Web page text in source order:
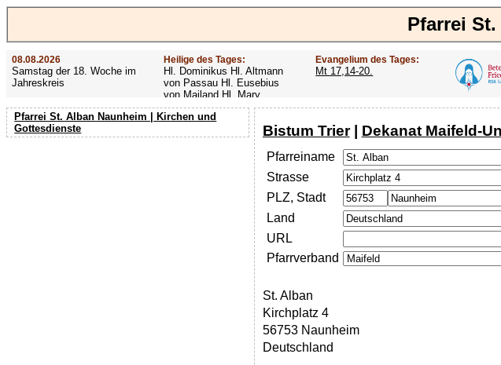
Pfarrei
08.08.2026
Samstag der 18. Woche im
Jahreskreis
Heilige des Tages:
Hl. Dominikus Hl. Altmann
von Passau Hl. Eusebius
von Mailand Hl. Mary
MacKillop Hl. Cyriakus Hl.
Hildiger Vierzehn heilige
Nothelfer Hl. Famian Hl.
Evangelium des Tages:
Mt 17,14-20.
Pfarrei St. Alban Naunheim | Kirchen und
Gottesdienste
Bistum Trier| Dekanat Maifeld-
Pfarreiname
Strasse
PLZ, Stadt
Land
URL
Pfarrverband
St. Alban
Kirchplatz 4
56753 Naunheim
Deutschland